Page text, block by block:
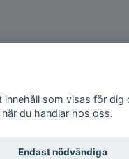
innehåll som visas för dig
du handlar hos oss.
Endast nödvändiga